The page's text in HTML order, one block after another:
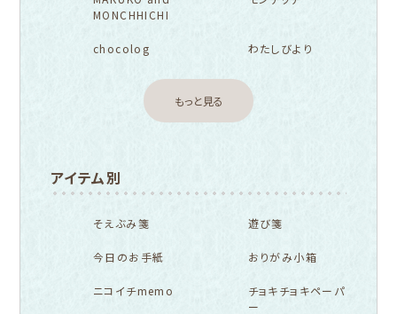
MONCHHICHI
chocolog わたしびより
もっと見る
アイテム別
そえぶみ箋 遊び箋
今日のお手紙 おりがみ小箱
ニコイチmemo
チョキチョキペーパ
ー